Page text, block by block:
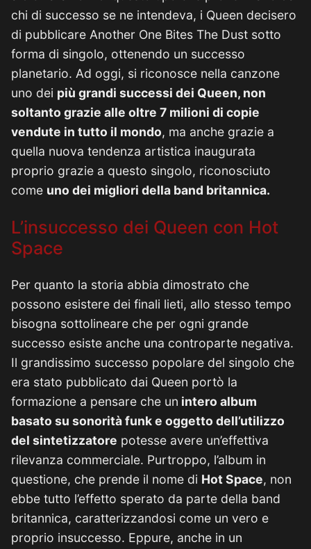
chi di successo se ne intendeva, i Queen decisero
di pubblicare Another One Bites The Dust sotto
forma di singolo, ottenendo un successo
planetario. Ad oggi, si riconosce nella canzone
uno dei più grandi successi dei Queen, non
soltanto grazie alle oltre 7 milioni di copie
vendute in tutto il mondo, ma anche grazie a
quella nuova tendenza artistica inaugurata
proprio grazie a questo singolo, riconosciuto
come uno dei migliori della band britannica.
L’insuccesso dei Queen con Hot
Space
Per quanto la storia abbia dimostrato che
possono esistere dei finali lieti, allo stesso tempo
bisogna sottolineare che per ogni grande
successo esiste anche una controparte negativa.
Il grandissimo successo popolare del singolo che
era stato pubblicato dai Queen portò la
formazione a pensare che un intero album
basato su sonorità funk e oggetto dell’utilizzo
del sintetizzatore potesse avere un’effettiva
rilevanza commerciale. Purtroppo, l’album in
questione, che prende il nome di Hot Space, non
ebbe tutto l’effetto sperato da parte della band
britannica, caratterizzandosi come un vero e
proprio insuccesso. Eppure, anche in un